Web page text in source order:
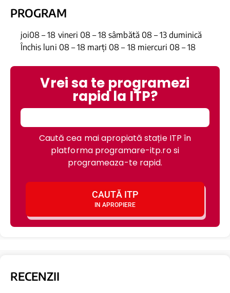
PROGRAM
joi08 – 18 vineri 08 – 18 sâmbătă 08 – 13 duminică
Închis luni 08 – 18 marți 08 – 18 miercuri 08 – 18
Vrei sa te programezi
rapid la ITP?
Caută cea mai apropiată stație ITP în
platforma programare-itp.ro si
programeaza-te rapid.
CAUTĂ ITP
IN APROPIERE
RECENZII